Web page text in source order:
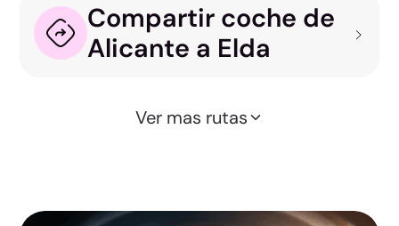
Compartir coche de
Alicante a Elda
Ver mas rutas